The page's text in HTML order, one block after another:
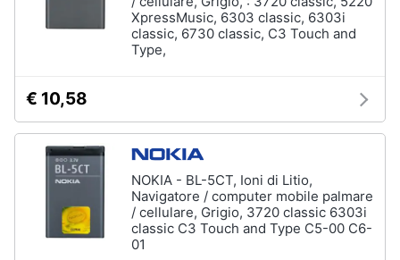
XpressMusic, 6303 classic, 6303i
classic, 6730 classic, C3 Touch and
Type,
€ 10,58
NOKIA - BL-5CT, Ioni di Litio,
Navigatore / computer mobile palmare
/ cellulare, Grigio, 3720 classic 6303i
classic C3 Touch and Type C5-00 C6-
01